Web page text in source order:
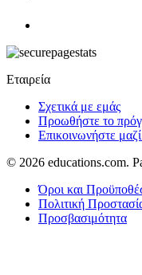
Εταιρεία
Σχετικά με εμάς
Προωθήστε το
Επικοινωνήστε
© 2026 educations.com.
Όροι και
Πολιτική
Προσβασιμότητα